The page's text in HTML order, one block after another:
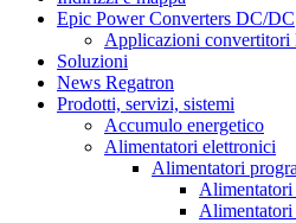
Epic Power Converters DC/DC
Applicazioni
Soluzioni
News Regatron
Prodotti, servizi, sistemi
Accumulo energetico
Alimentatori elettronici
Alimentatori
Alimentatori
Alimentatori